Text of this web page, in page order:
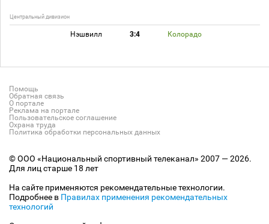
Центральный дивизион
Нэшвилл 3:4 Колорадо
Помощь
Обратная связь
О портале
Реклама на портале
Пользовательское соглашение
Охрана труда
Политика обработки персональных данных
© ООО «Национальный спортивный телеканал» 2007 — 2026.
Для лиц старше 18 лет
На сайте применяются рекомендательные технологии.
Подробнее в Правилах применения рекомендательных
технологий